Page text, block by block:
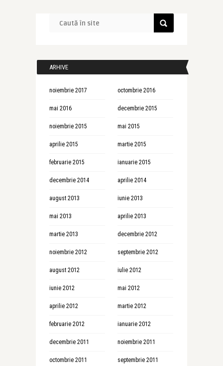
ARHIVE
noiembrie 2017 octombrie 2016
mai 2016 decembrie 2015
noiembrie 2015 mai 2015
aprilie 2015 martie 2015
februarie 2015 ianuarie 2015
decembrie 2014 aprilie 2014
august 2013 iunie 2013
mai 2013 aprilie 2013
martie 2013 decembrie 2012
noiembrie 2012 septembrie 2012
august 2012 iulie 2012
iunie 2012 mai 2012
aprilie 2012 martie 2012
februarie 2012 ianuarie 2012
decembrie 2011 noiembrie 2011
octombrie 2011 septembrie 2011